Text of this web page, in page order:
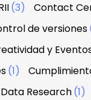
(3)
Contact
de versiones
y
(1)
Data Research(1)